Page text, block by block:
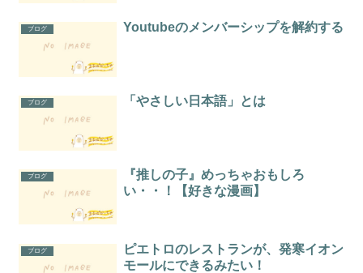
ブログ Youtubeのメンバーシップを解約する
ブログ 「やさしい日本語」とは
ブログ
『推しの子』めっちゃおもしろ
い・・！【好きな漫画】
ブログ
ピエトロのレストランが、発寒イオン
モールにできるみたい！